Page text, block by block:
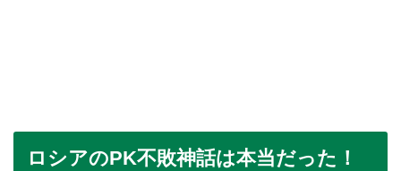
ロシアのPK不敗神話は本当だった！